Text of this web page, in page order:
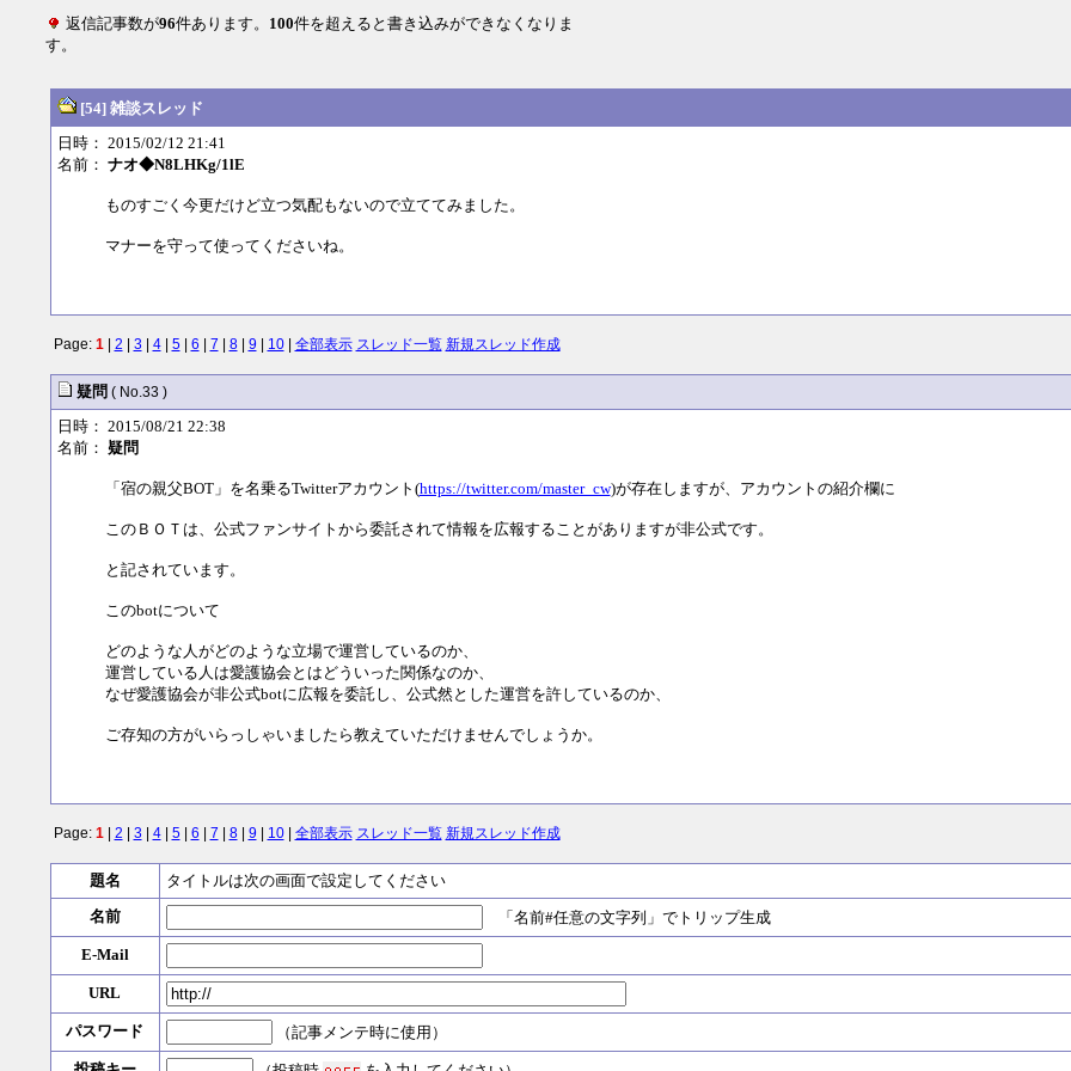
返信記事数が96件あります。 100件を超えると書き込みができなくなりま
す。
[54] 雑談スレッド
日時： 2015/02/12 21:41
名前： ナオ◆N8LHKg/1lE
ものすごく今更だけど立つ気配もないので立ててみました。
マナーを守って使ってくださいね。
Page: 1| 2 3 4| 5| 6 7 8| 9 10| 全部表示 スレッド一覧 新規スレッド作成
疑問 ( No.33 )
日時： 2015/08/21 22:38
名前： 疑問
「宿の親父BOT」を名乗るTwitterアカウント(https://twitter.com/master_cw)が存在しますが、アカウントの紹介欄に
このＢＯＴは、公式ファンサイトから委託されて情報を広報することがありますが非公式です。
と記されています。
このbotについて
どのような人がどのような立場で運営しているのか、
運営している人は愛護協会とはどういった関係なのか、
なぜ愛護協会が非公式botに広報を委託し、公式然とした運営を許しているのか、
ご存知の方がいらっしゃいましたら教えていただけませんでしょうか。
Page: 1| 2 3 4| 5| 6 7 8| 9 10| 全部表示 スレッド一覧 新規スレッド作成
題名
タイトルは次の画面で設定してください
名前
「名前#任意の文字列」でトリップ生成
E-Mail
URL
パスワード （記事メンテ時に使用）